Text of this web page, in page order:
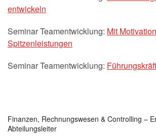
entwickeln
Seminar Teamentwicklung: Mit
Spitzenleistungen
Seminar Teamentwicklung:
Finanzen, Rechnungswesen & Controlling –
Abteilungsleiter